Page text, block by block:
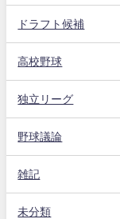
ドラフト候補
高校野球
独立リーグ
野球議論
雑記
未分類